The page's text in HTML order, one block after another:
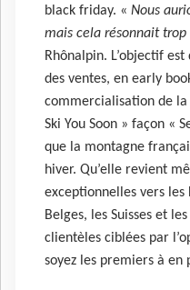
black friday. « Nous
mais cela résonnait trop
Rhônalpin. L’objectif
des ventes, en early
commercialisation de
Ski You Soon » façon «
que la montagne
hiver. Qu’elle revient
exceptionnelles vers les
Belges, les Suisses et
clientèles ciblées par
soyez les premiers à en